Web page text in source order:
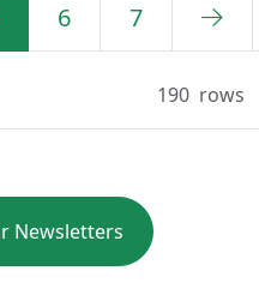
6 7
190 rows
Newsletters